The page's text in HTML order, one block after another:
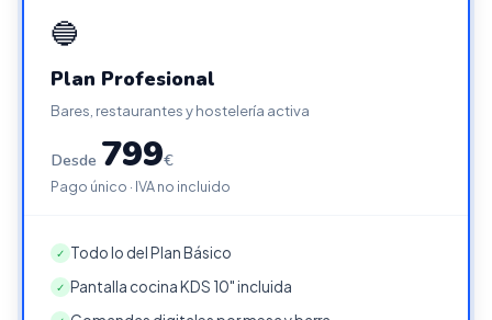
🔵
Plan Profesional
Bares, restaurantes y hostelería activa
Desde 799€
Pago único · IVA no incluido
✓ Todo lo del Plan Básico
✓ Pantalla cocina KDS 10" incluida